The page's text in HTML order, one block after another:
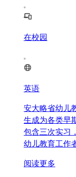
在校园
英语
安大略省幼儿
生成为各类早
包含三次实习
幼儿教育工作
阅读更多